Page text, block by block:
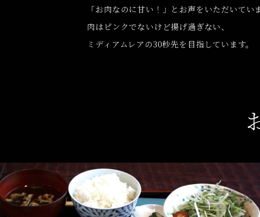
「お肉なのに甘い！」とお声をいただいてい
肉はピンクでないけど揚げ過ぎない、
ミディアムレアの30秒先を 目指しています。